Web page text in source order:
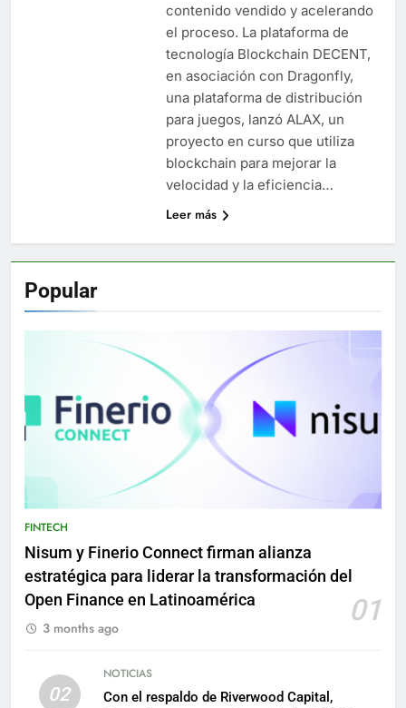
contenido vendido y acelerando
el proceso. La plataforma de
tecnología Blockchain DECENT,
en asociación con Dragonfly,
una plataforma de distribución
para juegos, lanzó ALAX, un
proyecto en curso que utiliza
blockchain para mejorar la
velocidad y la eficiencia…
Leer más
Popular
FINTECH
Nisum y Finerio Connect firman alianza
estratégica para liderar la transformación del
Open Finance en Latinoamérica
01
3 months ago
02
NOTICIAS
Con el respaldo de Riverwood Capital,